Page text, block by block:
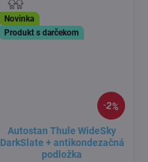
2%
Novinka
Produkt s darčekom
Autostan Thule WideSky
DarkSlate + antikondezačná
podložka